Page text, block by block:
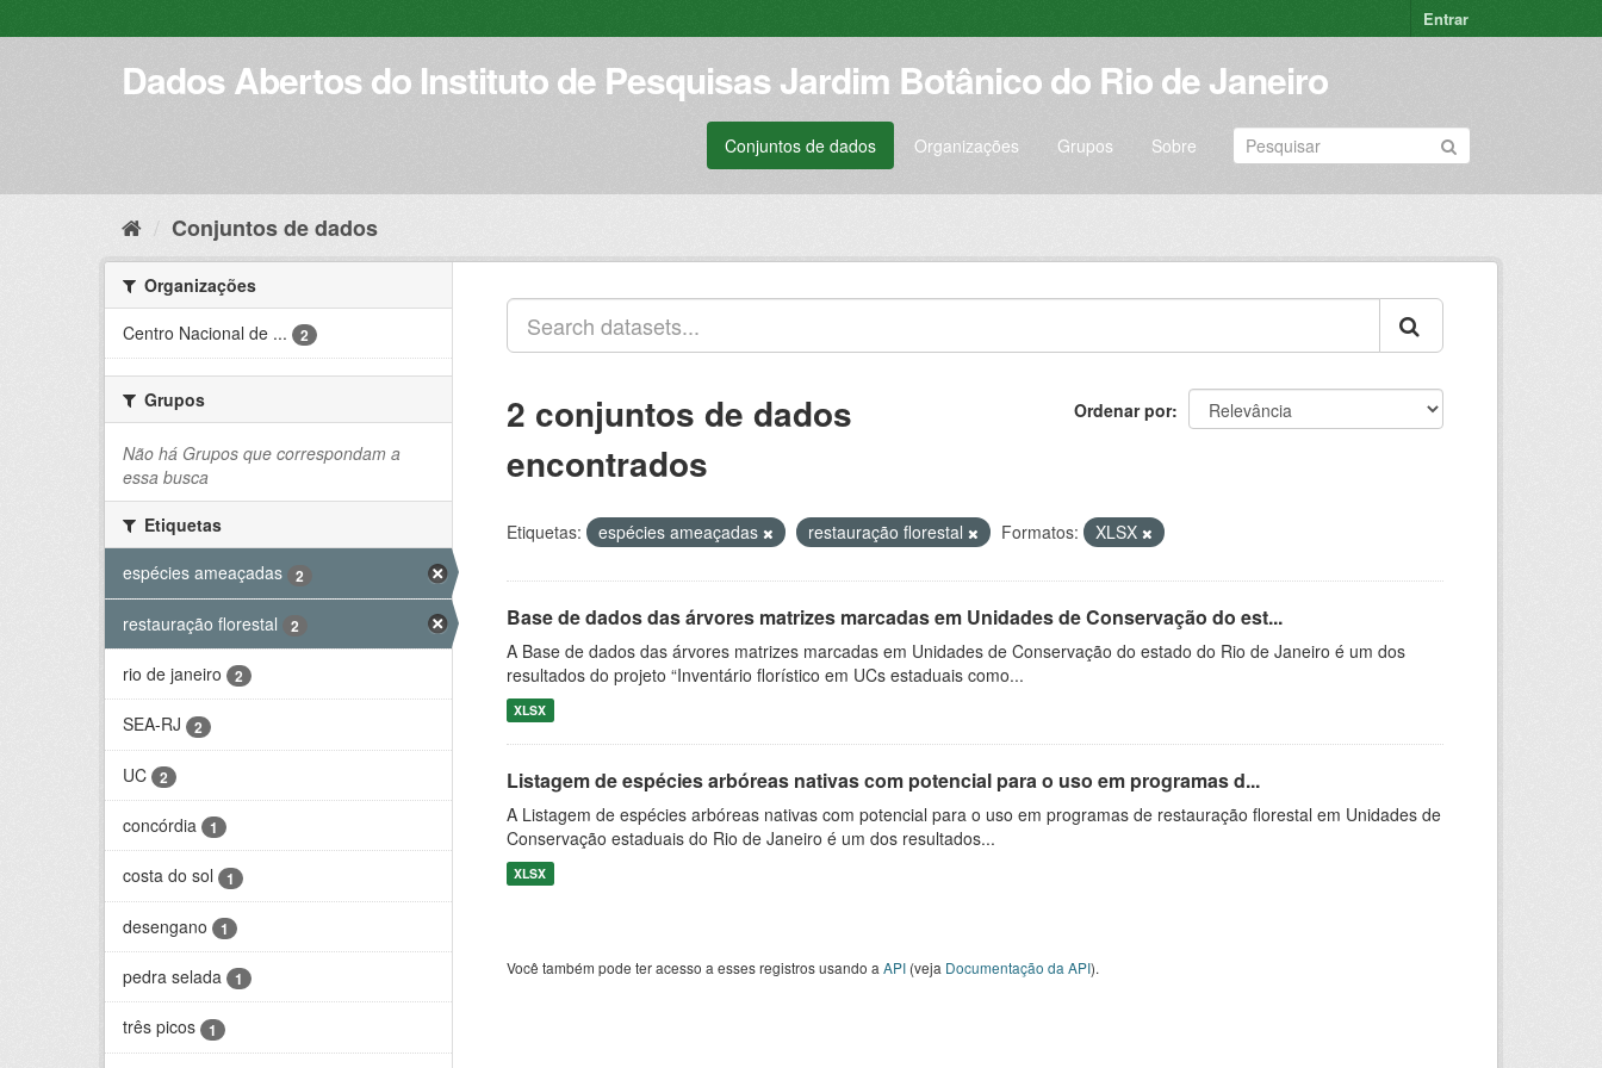
para
Entrar
Dados Abertos do Instituto de Pesquisas Jardim Botânico do Rio de Janeiro
Conjuntos de dados Organizações Grupos Sobre
Conjuntos de dados
Organizações
Centro Nacional de ...
2
Grupos
Não há Grupos que correspondam a
essa busca
Etiquetas
espécies ameaçadas
2
restauração florestal 2
rio de janeiro 2
SEA-RJ 2
UC 2
concórdia 1
costa do sol 1
desengano 1
pedra selada 1
três picos 1
Ordenar por
2 conjuntos de dados
encontrados
Etiquetas: espécies ameaçadas restauração florestal Formatos: XLSX
Base de dados das árvores matrizes marcadas em Unidades de Conservação do est...
A Base de dados das árvores matrizes marcadas em Unidades de Conservação do estado do Rio de Janeiro é um dos
resultados do projeto “Inventário florístico em UCs estaduais como...
XLSX
Listagem de espécies arbóreas nativas com potencial para o uso em programas d...
A Listagem de espécies arbóreas nativas com potencial para o uso em programas de restauração florestal em Unidades de
Conservação estaduais do Rio de Janeiro é um dos resultados...
XLSX
Você também pode ter acesso a esses registros usando a API (veja Documentação da API).